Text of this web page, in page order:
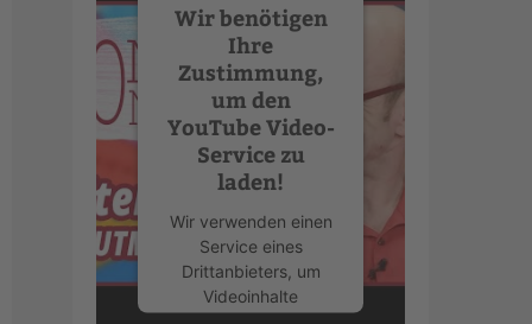
Wir benötigen
Ihre
Zustimmung,
um den
YouTube Video-
Service zu
laden!
Wir verwenden einen
Service eines
Drittanbieters, um
Videoinhalte